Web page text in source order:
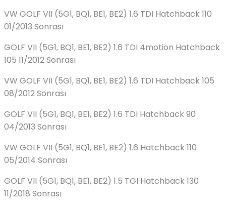
VW GOLF VII (5G1, BQ1, BE1, BE2) 1.6 TDI Hatchback 110
01/2013 Sonrası
GOLF VII (5G1, BQ1, BE1, BE2) 1.6 TDI 4motion Hatchback
105 11/2012 Sonrası
VW GOLF VII (5G1, BQ1, BE1, BE2) 1.6 TDI Hatchback 105
08/2012 Sonrası
GOLF VII (5G1, BQ1, BE1, BE2) 1.6 TDI Hatchback 90
04/2013 Sonrası
VW GOLF VII (5G1, BQ1, BE1, BE2) 1.6 Hatchback 110
05/2014 Sonrası
GOLF VII (5G1, BQ1, BE1, BE2) 1.5 TGI Hatchback 130
11/2018 Sonrası